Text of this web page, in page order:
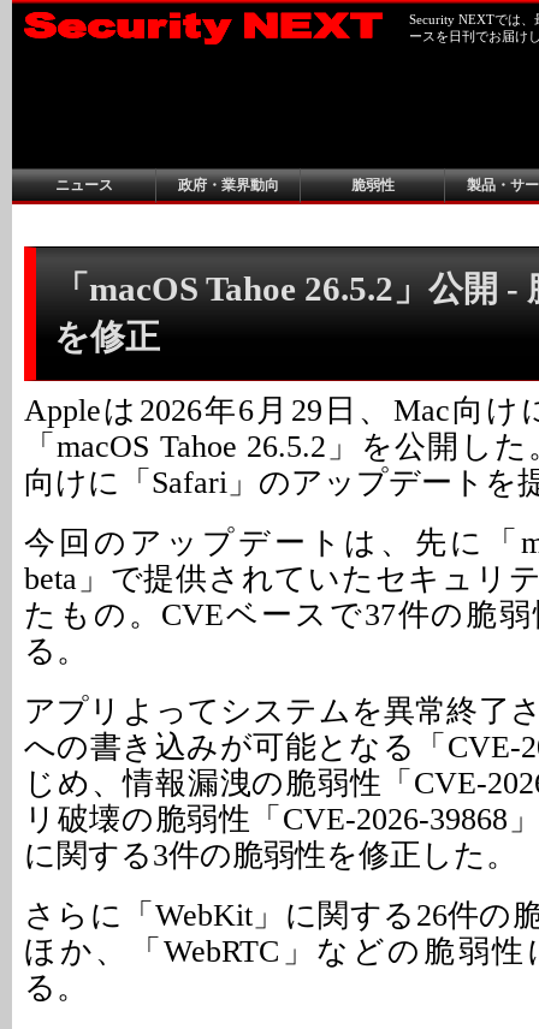
Security NEXTでは
ースを日刊でお届け
ニュース 政府・業界動向 脆弱性 製品・サ
「macOS Tahoe 26.5.2」公開
を修正
Appleは2026年6月29日、Mac向け
「macOS Tahoe 26.5.2」を公開し
向けに「Safari」のアップデートを
今回のアップデートは、先に「
beta」で提供されていたセキュリ
たもの。CVEベースで37件の脆
る。
アプリよってシステムを異常終了
への書き込みが可能となる「CVE-
じめ、情報漏洩の脆弱性「CVE-
リ破壊の脆弱性「CVE-2026-39868
に関する3件の脆弱性を修正した。
さらに「WebKit」に関する26件の
ほか、「WebRTC」などの脆弱
る。